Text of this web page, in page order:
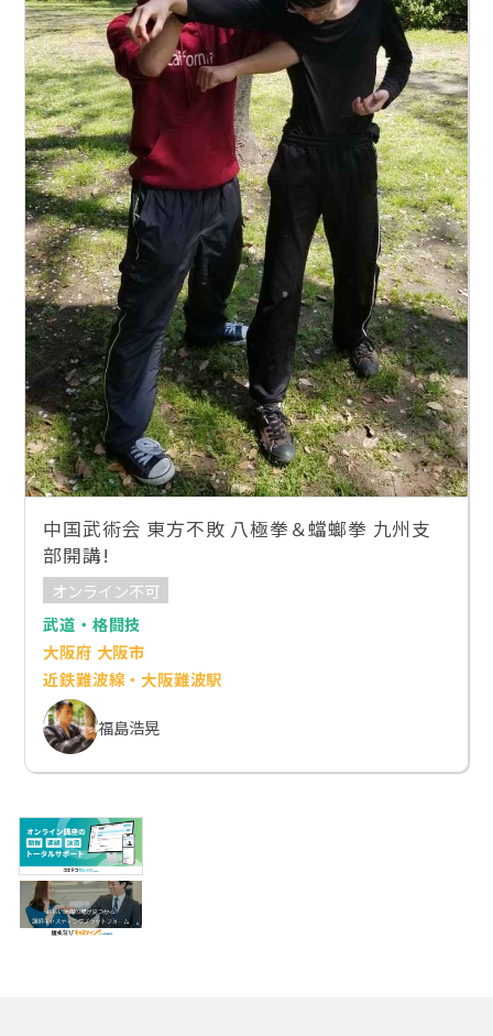
中国武術会 東方不敗 八極拳＆蟷螂拳 九州支
部開講!
オンライン不可
武道・格闘技
大阪府 大阪市
近鉄難波線・大阪難波駅
福島浩晃